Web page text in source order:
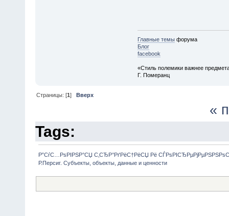
Главные темыфорума
Блог
facebook
«Стиль полемики важнее
Г. Померанц
Страницы: [1]Вверх
«
Tags:
Р”СѓС…РѕРІРЅР°СЏ С‚СЂР°РґРёС†РёСЏ Рё
Р.Персиг. Субъекты, объекты, данные и ценности